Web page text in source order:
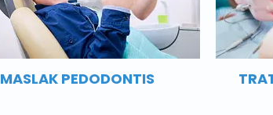
MASLAK PEDODONTIS